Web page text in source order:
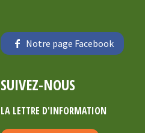
Notre page Facebook
SUIVEZ-NOUS
LA LETTRE D'INFORMATION